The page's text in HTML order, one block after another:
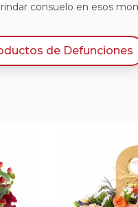
consuelo en esos
de Defunciones